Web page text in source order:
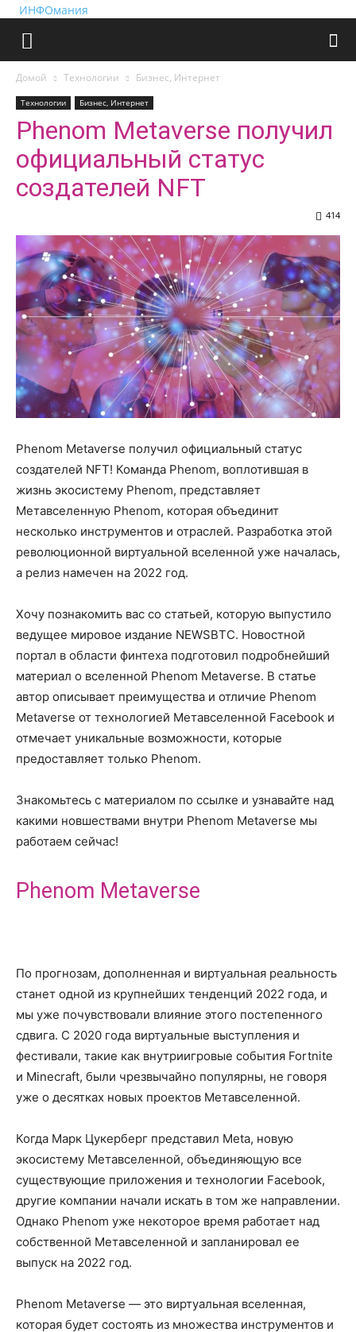
ИНФОмания
Домой Технологии Бизнес, Интернет
Технологии Бизнес, Интернет
Phenom Metaverse получил
официальный статус
создателей NFT
414
Phenom Metaverse получил официальный статус
создателей NFT! Команда Phenom, воплотившая в
жизнь экосистему Phenom, представляет
Метавселенную Phenom, которая объединит
несколько инструментов и отраслей. Разработка этой
революционной виртуальной вселенной уже началась,
а релиз намечен на 2022 год.
Хочу познакомить вас со статьей, которую выпустило
ведущее мировое издание NEWSBTC. Новостной
портал в области финтеха подготовил подробнейший
материал о вселенной Phenom Metaverse. В статье
автор описывает преимущества и отличие Phenom
Metaverse от технологией Метавселенной Facebook и
отмечает уникальные возможности, которые
предоставляет только Phenom.
Знакомьтесь с материалом по ссылке и узнавайте над
какими новшествами внутри Phenom Metaverse мы
работаем сейчас!
Phenom Metaverse
По прогнозам, дополненная и виртуальная реальность
станет одной из крупнейших тенденций 2022 года, и
мы уже почувствовали влияние этого постепенного
сдвига. С 2020 года виртуальные выступления и
фестивали, такие как внутриигровые события Fortnite
и Minecraft, были чрезвычайно популярны, не говоря
уже о десятках новых проектов Метавселенной.
Когда Марк Цукерберг представил Meta, новую
экосистему Метавселенной, объединяющую все
существующие приложения и технологии Facebook,
другие компании начали искать в том же направлении.
Однако Phenom уже некоторое время работает над
собственной Метавселенной и запланировал ее
выпуск на 2022 год.
Phenom Metaverse — это виртуальная вселенная,
которая будет состоять из множества инструментов и